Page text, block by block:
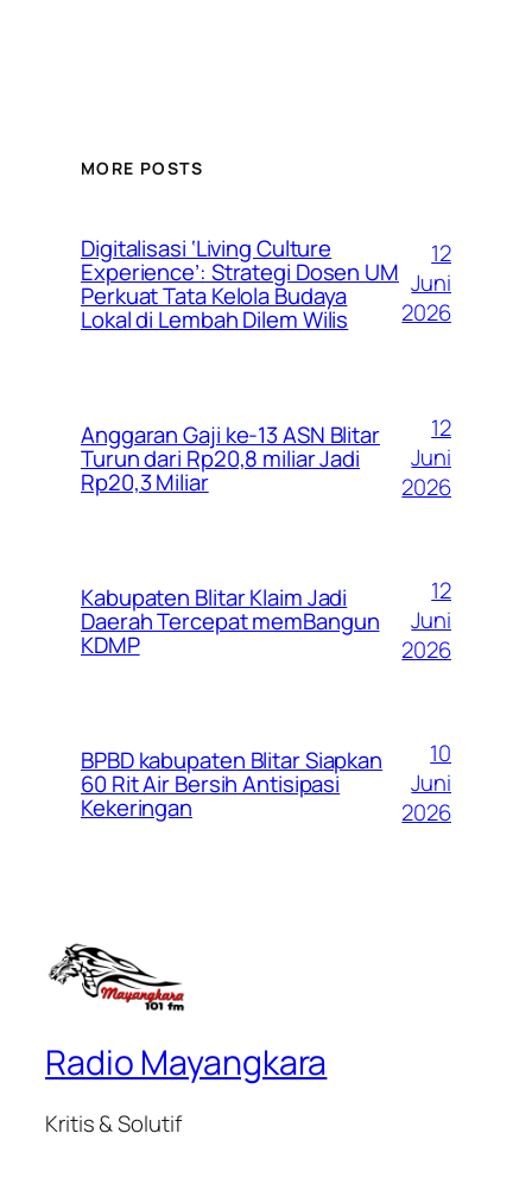
MORE POSTS
Digitalisasi ‘Living Culture
Experience’: Strategi Dosen UM
Perkuat Tata Kelola Budaya
Lokal di Lembah Dilem Wilis
12
Juni
2026
Anggaran Gaji ke-13 ASN Blitar
Turun dari Rp20,8 miliar Jadi
Rp20,3 Miliar
12
Juni
2026
Kabupaten Blitar Klaim Jadi
Daerah Tercepat memBangun
KDMP
12
Juni
2026
BPBD kabupaten Blitar Siapkan
60 Rit Air Bersih Antisipasi
Kekeringan
10
Juni
2026
Radio Mayangkara
Kritis & Solutif